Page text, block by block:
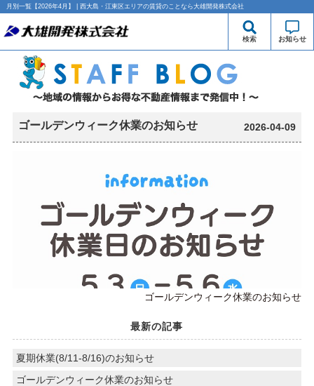
月別一覧【2026年4月】 | 西大島・江東区エリアの賃貸のことなら大雄開発株式会社
検索 お知らせ
ゴールデンウィーク休業のお知らせ 2026-04-09
ゴールデンウィーク休業のお知らせ
最新の記事
夏期休業(8/11-8/16)のお知らせ
ゴールデンウィーク休業のお知らせ